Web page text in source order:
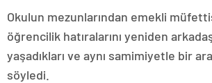
Okulun mezunlarından emekli
öğrencilik hatıralarını yeniden
yaşadıkları ve aynı samimiyetle bir
söyledi.